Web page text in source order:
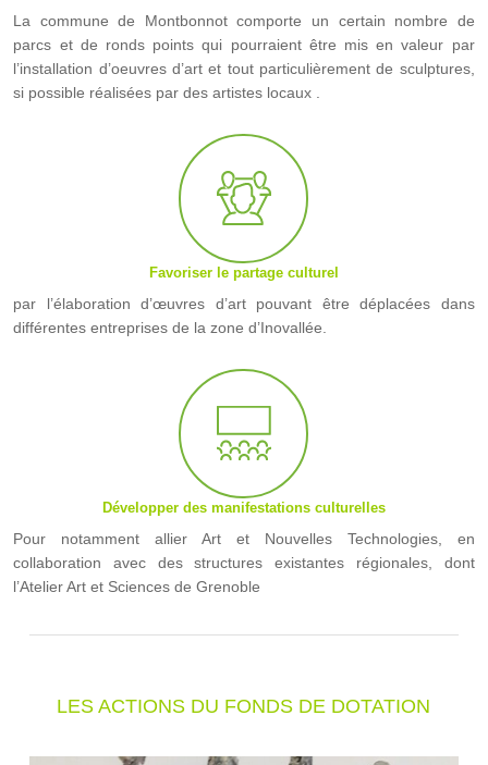
La commune de Montbonnot comporte un certain nombre de
parcs et de ronds points qui pourraient être mis en valeur par
l’installation d’oeuvres d’art et tout particulièrement de sculptures,
si possible réalisées par des artistes locaux .
Favoriser le partage culturel
par l’élaboration d’œuvres d’art pouvant être déplacées dans
différentes entreprises de la zone d’Inovallée.
Développer des manifestations culturelles
Pour notamment allier Art et Nouvelles Technologies, en
collaboration avec des structures existantes régionales, dont
l’Atelier Art et Sciences de Grenoble
LES ACTIONS DU FONDS DE DOTATION